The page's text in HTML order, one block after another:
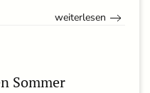
weiterlesen
Sommer